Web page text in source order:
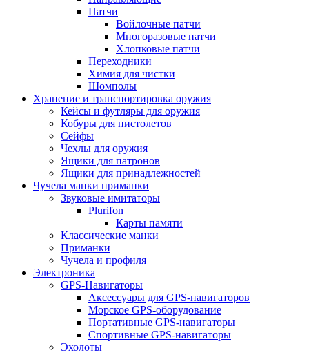
Патчи
Войлочные патчи
Многоразовые патчи
Хлопковые патчи
Переходники
Химия для чистки
Шомполы
Хранение и транспортировка оружия
Кейсы и футляры для оружия
Кобуры для пистолетов
Сейфы
Чехлы для оружия
Ящики для патронов
Ящики для принадлежностей
Чучела манки приманки
Звуковые имитаторы
Plurifon
Карты памяти
Классические манки
Приманки
Чучела и профиля
Электроника
GPS-Навигаторы
Аксессуары для GPS-навигаторов
Морское GPS-оборудование
Портативные GPS-навигаторы
Спортивные GPS-навигаторы
Эхолоты